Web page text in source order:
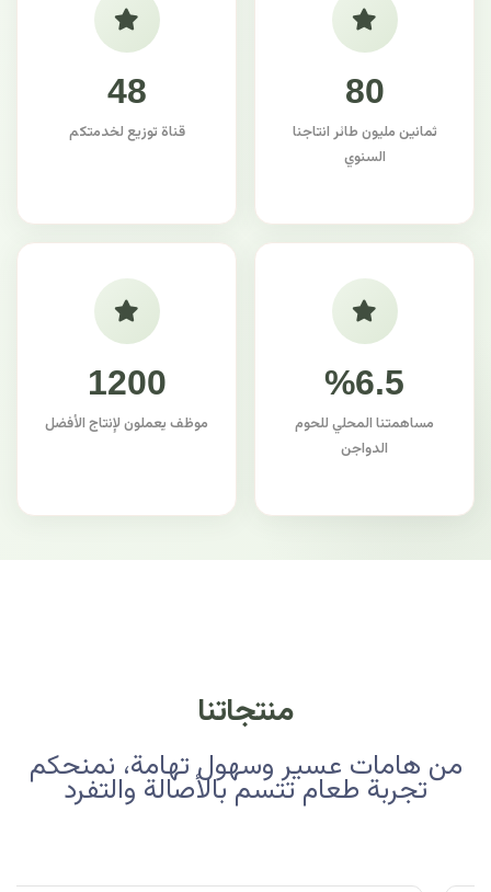
80
ثمانين مليون طائر انتاجنا
السنوي
48
قناة توزيع لخدمتكم
%6.5
مساهمتنا المحلي للحوم
الدواجن
1200
موظف يعملون لإنتاج الأفضل
منتجاتنا
من هامات عسير وسهول تهامة، نمنحكم
تجربة طعام تتسم بالأصالة والتفرد